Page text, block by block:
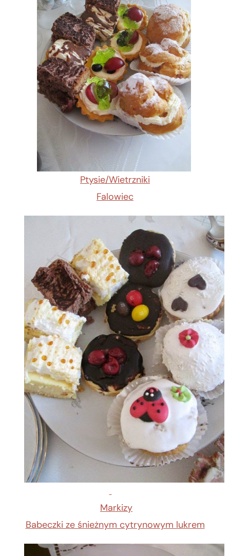
Ptysie/Wietrzniki
Falowiec
Markizy
Babeczki ze śnieżnym cytrynowym lukrem